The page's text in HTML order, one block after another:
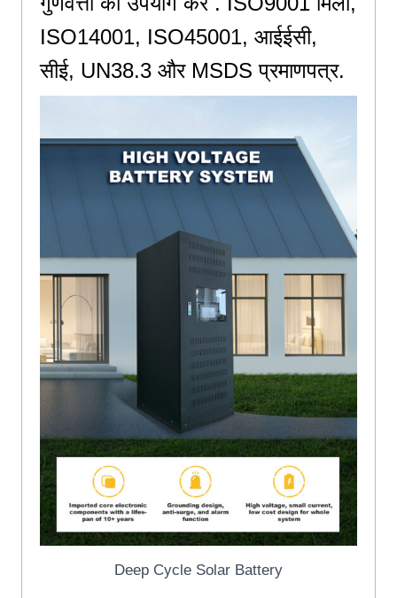
ISO14001, ISO45001, आईईसी,
सीई, UN38.3 और MSDS प्रमाणपत्र.
Deep Cycle Solar Battery